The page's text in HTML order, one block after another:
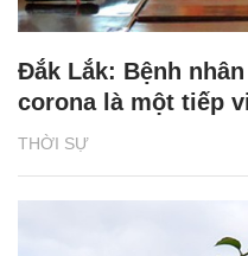
THỜI SỰ
Đắk Lắk: Bệnh
corona là một tiếp